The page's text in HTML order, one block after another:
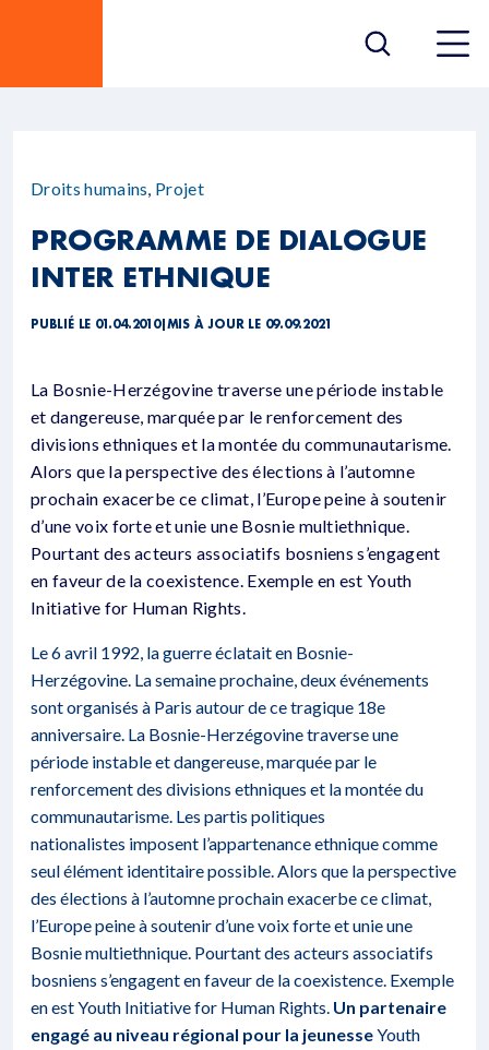
Droits humains, Projet
PROGRAMME DE DIALOGUE
INTER ETHNIQUE
PUBLIÉ LE 01.04.2010| MIS À JOUR LE 09.09.2021
La Bosnie-Herzégovine traverse une période instable
et dangereuse, marquée par le renforcement des
divisions ethniques et la montée du communautarisme.
Alors que la perspective des élections à l’automne
prochain exacerbe ce climat, l’Europe peine à soutenir
d’une voix forte et unie une Bosnie multiethnique.
Pourtant des acteurs associatifs bosniens s’engagent
en faveur de la coexistence. Exemple en est Youth
Initiative for Human Rights.
Le 6 avril 1992, la guerre éclatait en Bosnie-
Herzégovine. La semaine prochaine, deux événements
sont organisés à Paris autour de ce tragique 18e
anniversaire. La Bosnie-Herzégovine traverse une
période instable et dangereuse, marquée par le
renforcement des divisions ethniques et la montée du
communautarisme. Les partis politiques
nationalistes imposent l’appartenance ethnique comme
seul élément identitaire possible. Alors que la perspective
des élections à l’automne prochain exacerbe ce climat,
l’Europe peine à soutenir d’une voix forte et unie une
Bosnie multiethnique. Pourtant des acteurs associatifs
bosniens s’engagent en faveur de la coexistence. Exemple
en est Youth Initiative for Human Rights. Un partenaire
engagé au niveau régional pour la jeunesseYouth